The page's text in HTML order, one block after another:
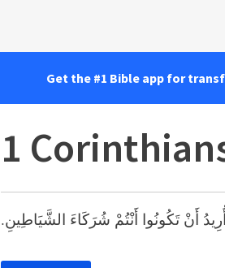
Get the #1 Bible app for
1
أَنْ تَكُونُوا أَنْتُمْ شُرَكَاءَ الشَّيَاطِينِ.